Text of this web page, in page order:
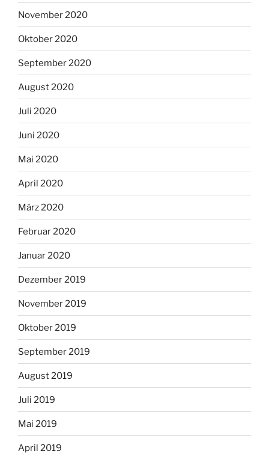
November 2020
Oktober 2020
September 2020
August 2020
Juli 2020
Juni 2020
Mai 2020
April 2020
März 2020
Februar 2020
Januar 2020
Dezember 2019
November 2019
Oktober 2019
September 2019
August 2019
Juli 2019
Mai 2019
April 2019